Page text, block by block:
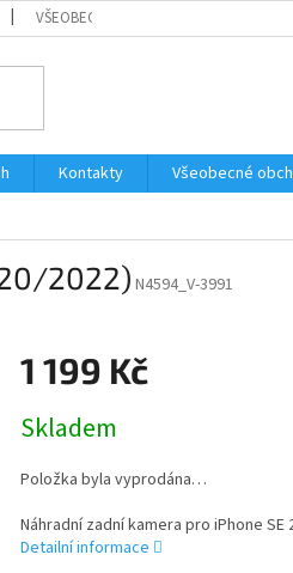
VŠEOBECNÉ OBCHODNÍ PODMÍNKY
Kontakty Všeobecné
2022) N4594_V-3991
1 199 Kč
cena:
Skladem
Položka byla vyprodána…
Náhradní zadní kamera pro iPhone SE
Detailní informace